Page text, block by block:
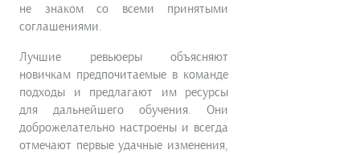
не знаком со всеми принятыми
соглашениями.
Лучшие ревьюеры объясняют
новичкам предпочитаемые в команде
подходы и предлагают им ресурсы
для дальнейшего обучения. Они
доброжелательно настроены и всегда
отмечают первые удачные изменения,